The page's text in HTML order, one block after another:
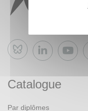
Bluesky
Catalogue
Par diplômes